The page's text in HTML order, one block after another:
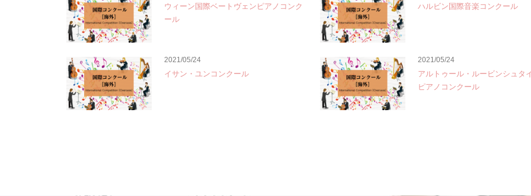
ウィーン国際ベートヴェンピアノコンク
ール
ハルビン国際音楽コンクール
2021/05/24
イサン・ユンコンクール
2021/05/24
アルトゥール・ルービンシュタ
ピアノコンクール